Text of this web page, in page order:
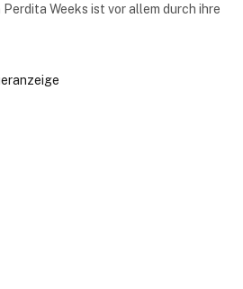
Weeks ist vor allem durch ihre